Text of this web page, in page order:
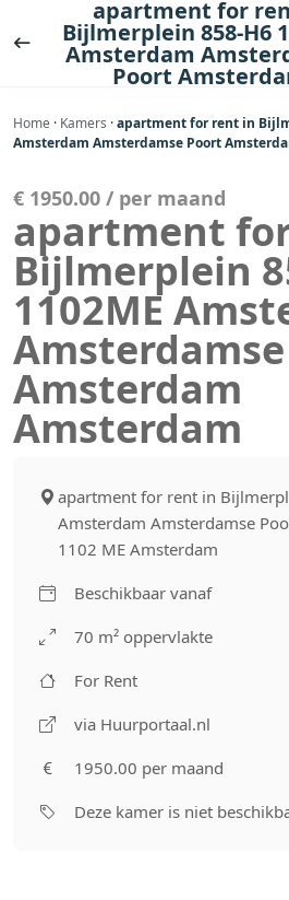
naar
apartment for
Bijlmerplein 858-H6
Amsterdam
Poort
Home · Kamers ·apartment for rent in
Amsterdam Amsterdamse Poort
€ 1950.00 / per maand
apartment
Bijlmerplein
1102ME
Amsterdam
Amsterdam
apartment for rent in
Amsterdam Amsterdamse
1102 ME Amsterdam
Beschikbaar vanaf
70 m² oppervlakte
For Rent
via Huurportaal.nl
1950.00 per maand
Deze kamer is niet